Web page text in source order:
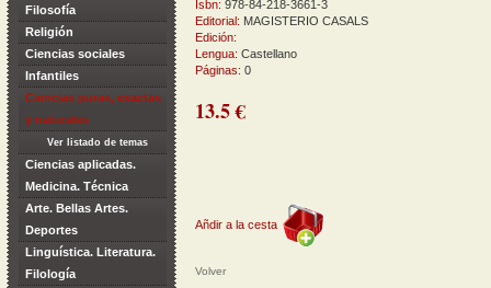
Filosofía
Religión
Ciencias sociales
Infantiles
Ciencias puras, exactas
y naturales
Ver listado de temas
Ciencias aplicadas.
Medicina. Técnica
Arte. Bellas Artes.
Deportes
Linguística. Literatura.
Filología
Isbn: 978-84-218-3661-3
Editorial: MAGISTERIO CASALS
Edición:
Lengua: Castellano
Páginas: 0
13.5 €
Añdir a la cesta
Volver